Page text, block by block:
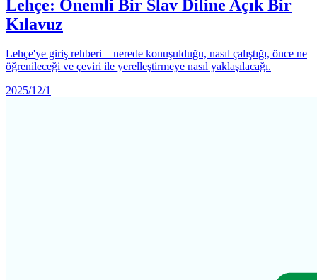
Lehçe: Önemli Bir Slav Diline Açık Bir
Kılavuz
Lehçe'ye giriş rehberi—nerede konuşulduğu, nasıl çalıştığı, önce ne
öğrenileceği ve çeviri ile yerelleştirmeye nasıl yaklaşılacağı.
2025/12/1